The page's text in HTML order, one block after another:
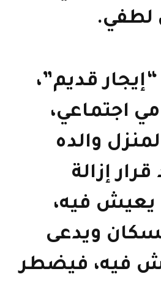
لطفي.
قديم”،
اجتماعي،
والده
إزالة
يعيش فيه،
ويدعى
فيه، فيضطر